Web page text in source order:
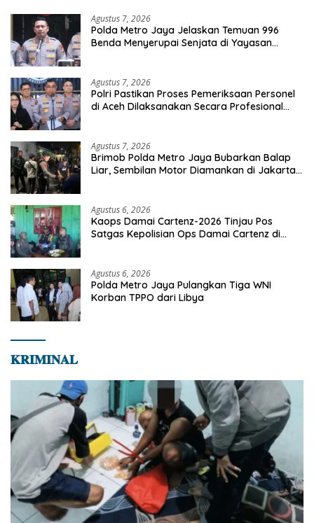
Agustus 7, 2026
Polda Metro Jaya Jelaskan Temuan 996
Benda Menyerupai Senjata di Yayasan
Agustus 7, 2026
Polri Pastikan Proses Pemeriksaan Personel
di Aceh Dilaksanakan Secara Profesional
Agustus 7, 2026
Brimob Polda Metro Jaya Bubarkan Balap
Liar, Sembilan Motor Diamankan di Jakarta
Agustus 6, 2026
Kaops Damai Cartenz-2026 Tinjau Pos
Satgas Kepolisian Ops Damai Cartenz di
Agustus 6, 2026
Polda Metro Jaya Pulangkan Tiga WNI
Korban TPPO dari Libya
𝐊𝐑𝐈𝐌𝐈𝐍𝐀𝐋